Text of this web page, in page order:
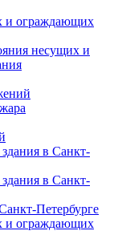
и ограждающих
несущих и
в Санкт-
в Санкт-
Петербурге
и ограждающих